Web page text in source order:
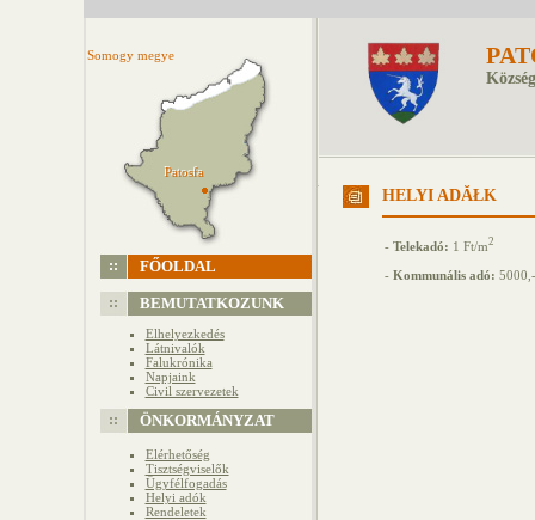
Somogy megye
Patosfa
Patosfa
FŐOLDAL
BEMUTATKOZUNK
Elhelyezkedés
Látnivalók
Falukrónika
Napjaink
Civil szervezetek
ÖNKORMÁNYZAT
Elérhetőség
Tisztségviselők
Ügyfélfogadás
Helyi adók
Rendeletek
HELYI ADĂŁK
- Telekadó: 1 Ft/m2
- Kommunális adó: